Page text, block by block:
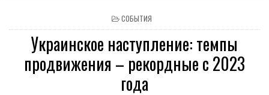
POSTED IN
СОБЫТИЯ
Украинское наступление: темпы
продвижения – рекордные с 2023
года